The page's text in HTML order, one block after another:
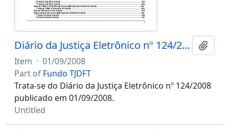
Diário da Justiça Eletrônico nº 124/2008
Item · 01/09/2008
Part of Fundo TJDFT
Trata-se do Diário da Justiça Eletrônico nº 124/2008
publicado em 01/09/2008.
Untitled